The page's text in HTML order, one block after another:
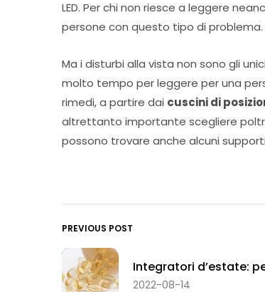
LED. Per chi non riesce a leggere
persone con questo tipo di problema.
Ma i disturbi alla vista non sono gli
molto tempo per leggere per una
rimedi, a partire dai cuscini di
altrettanto importante scegliere
possono trovare anche alcuni
PREVIOUS POST
Integratori d’estate:
2022-08-14